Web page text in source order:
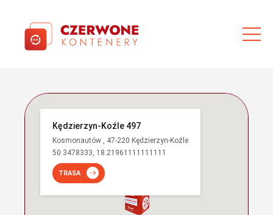
Kędzierzyn-Koźle 497
Kosmonautów , 47-220 Kędzierzyn-Koźle
50.3478333, 18.21961111111111
TRASA